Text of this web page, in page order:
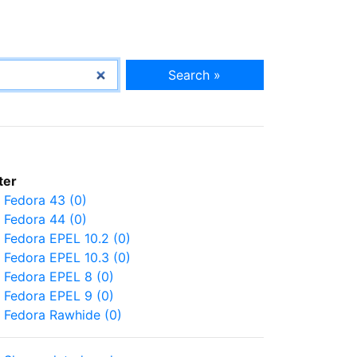
Search »
Fedora 43 (0)
Fedora 44 (0)
Fedora EPEL 10.2 (0)
Fedora EPEL 10.3 (0)
Fedora EPEL 8 (0)
Fedora EPEL 9 (0)
Fedora Rawhide (0)